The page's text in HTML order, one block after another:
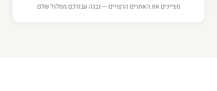
מציינים את האתרים הרצויים — נבנה עבורכם מסלול שלם